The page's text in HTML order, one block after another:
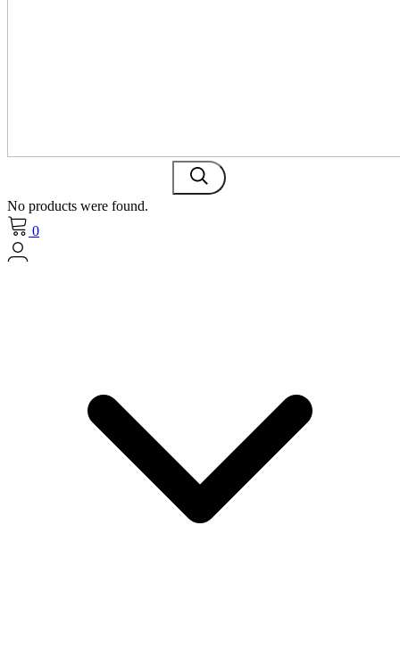
No products were found.
0